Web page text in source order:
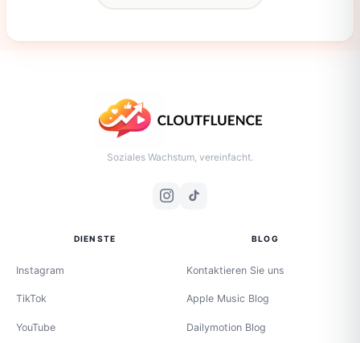
Soziales Wachstum, vereinfacht.
DIENSTE
Instagram
TikTok
YouTube
BLOG
Kontaktieren Sie uns
Apple Music Blog
Dailymotion Blog